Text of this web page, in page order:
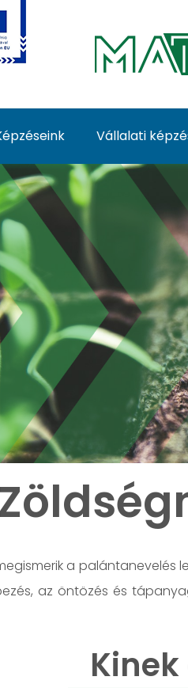
Vállalati
a
az öntözés és